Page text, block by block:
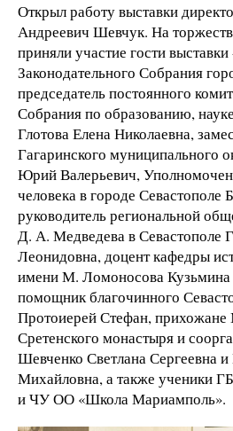
Открыл работу выставки
Андреевич Шевчук. На
приняли участие гости выставки
Законодательного Собрания
председатель постоянного
Собрания по образованию,
Глотова Елена Николаевна,
Гагаринского муниципального
Юрий Валерьевич,
человека в городе
руководитель региональной
Д. А. Медведева в Севастополе
Леонидовна, доцент кафедры
имени М. Ломоносова Кузьмина
помощник благочинного
Протоиерей Стефан, прихожане
Сретенского монастыря и
Шевченко Светлана Сергеевна
Михайловна, а также ученики
и ЧУ ОО «Школа Мариамполь».